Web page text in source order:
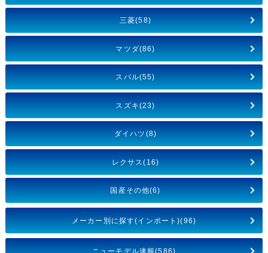
三菱(58)
マツダ(86)
スバル(55)
スズキ(23)
ダイハツ(8)
レクサス(16)
国産その他(6)
メーカー別に探す(インポート)(96)
ニューモデル速報(586)